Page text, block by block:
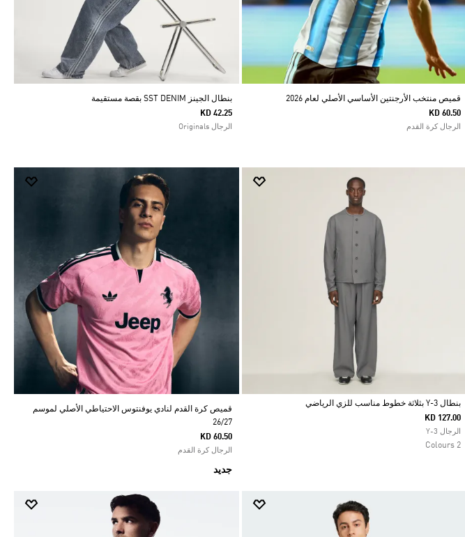
قميص منتخب الأرجنتين الأساسي الأصلي لعام 2026
KD 60.50
الرجال كرة القدم
بنطال الجينز SST DENIM بقصة مستقيمة
KD 42.25
الرجال Originals
Selected
بنطال Y-3 بثلاثة خطوط مناسب للزي الرياضي
KD 127.00
الرجال Y-3
2 Colours
قميص كرة القدم لنادي يوفنتوس الاحتياطي الأصلي لموسم
26/27
KD 60.50
الرجال كرة القدم
جديد